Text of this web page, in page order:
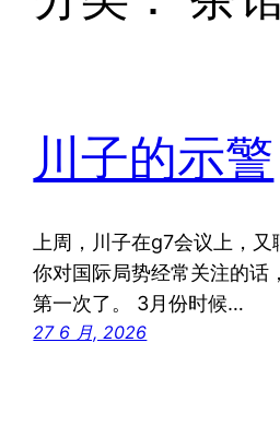
川子的示警
上周，川子在g7会议上，
你对国际局势经常关注的话
第一次了。 3月份时候…
27 6 月, 2026